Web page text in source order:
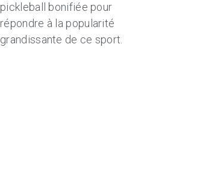
pickleball bonifiée pour
répondre à la popularité
grandissante de ce sport.